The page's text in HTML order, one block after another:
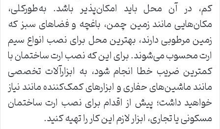
کم، در آن محل باید امکان‌پذیر باشد. به‌طورکلی،
مکان‌هایی مانند زمین چمن، باغچه و فضاهای سبز که
زمین مرطوبی دارند، بهترین محل برای نصب انواع سیم
ارت محسوب می‌شوند. برای این که نصب ارت ساختمان با
کمترین ضریب خطا انجام شود، به ابزارآلات تخصصی
مانند ماشین‌های حفاری و ابزارهای کمک‌‌کننده مانند نیاز
خواهید داشت؛ پیش از اقدام برای نصب ارت ساختمان
مسکونی یا تجاری، ابزار لازم این کار را تهیه کنید.